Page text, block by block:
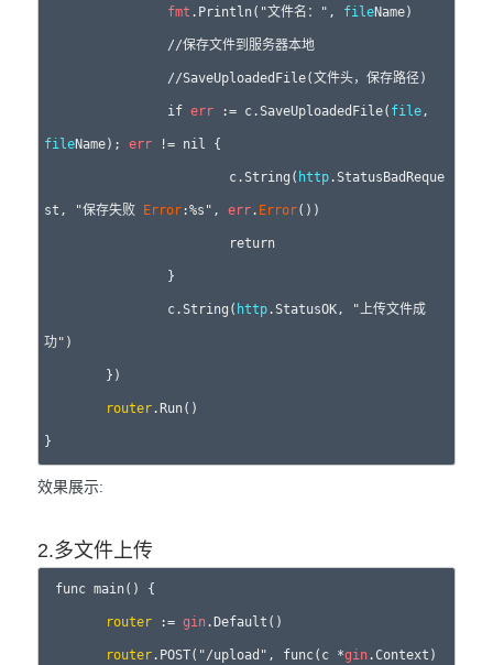
fmt .Println("文件名：", fileName)
		if
err := c.SaveUploadedFile( file
fileName); err != nil {
			c.String(
http.StatusBadReque
st, "保存失败 Error:%s", err. Error())
		c.String(
http.StatusOK, "上传文件成
功")
router.Run()
效果展示:
2.多文件上传
func main() {
router := gin.Default()
router.POST("/upload", func(c *gin.Context)